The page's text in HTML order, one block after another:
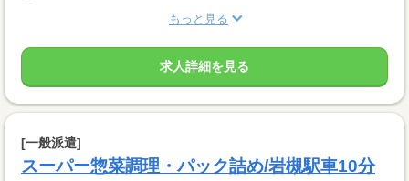
もっと見る
求人詳細を見る
[一般派遣]
スーパー惣菜調理・パック詰め/岩槻駅車10分